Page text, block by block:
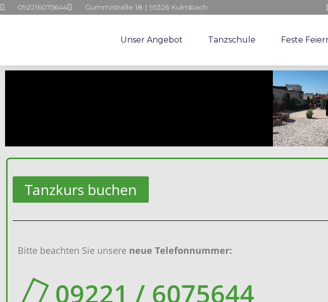
092216075644 Gummistraße 18 | 95326 Kulmbach
Unser Angebot Tanzschule Feste
Tanzkurs buchen
Bitte beachten Sie unsere neue Telefonnummer:
09221 / 6075644